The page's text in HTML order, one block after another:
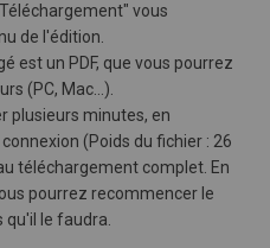
vous
de l'édition.
est un PDF, que vous pourrez
(PC, Mac…).
plusieurs minutes, en
(Poids du fichier : 26
téléchargement complet. En
pourrez recommencer le
le faudra.